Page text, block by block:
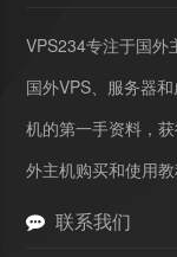
VPS234专注于国外
国外VPS、服务器
机的第一手资料，
外主机购买和使用教
联系我们